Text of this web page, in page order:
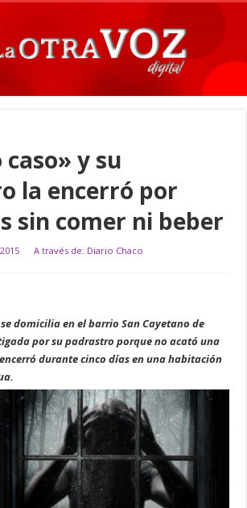
y su
la encerró por
sin comer ni beber
A través de: Diario Chaco
domicilia en el barrio San Cayetano de
por su padrastro porque no acató una
durante cinco días en una habitación